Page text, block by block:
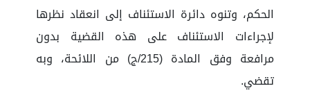
الحكم، وتنوه دائرة الاستئناف إلى انعقاد نظرها
لإجراءات الاستئناف على هذه القضية بدون
مرافعة وفق المادة (215/ج) من اللائحة، وبه
تقضي.